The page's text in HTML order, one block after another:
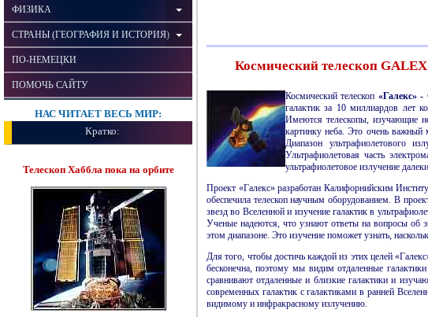
ФИЗИКА
СТРАНЫ (ГЕОГРАФИЯ И ИСТОРИЯ)
ПО-НЕМЕЦКИ
ПОМОЧЬ САЙТУ
НАС ЧИТАЕТ ВЕСЬ МИР:
Кратко:
Телескоп Хаббла пока на орбите
Космический телескоп
Космический телескоп «Галекс»
галактик за 10 миллиардов лет
Имеются телескопы, изучающие
картинку неба. Это очень важный
Диапазон ультрафиолетового
Ультрафиолетовая часть
ультрафиолетовое излучение
Проект «Галекс» разработан Калифорнийским
обеспечила телескоп научным оборудованием. В
звезд во Вселенной и изучение галактик в
Ученые надеются, что узнают ответы на вопросы об
этом диапазоне. Это изучение поможет узнать,
Для того, чтобы достичь каждой из этих целей
бесконечна, поэтому мы видим отдаленные
сравнивают отдаленные и близкие галактики и
современных галактик с галактиками в ранней
видимому и инфракрасному излучению.